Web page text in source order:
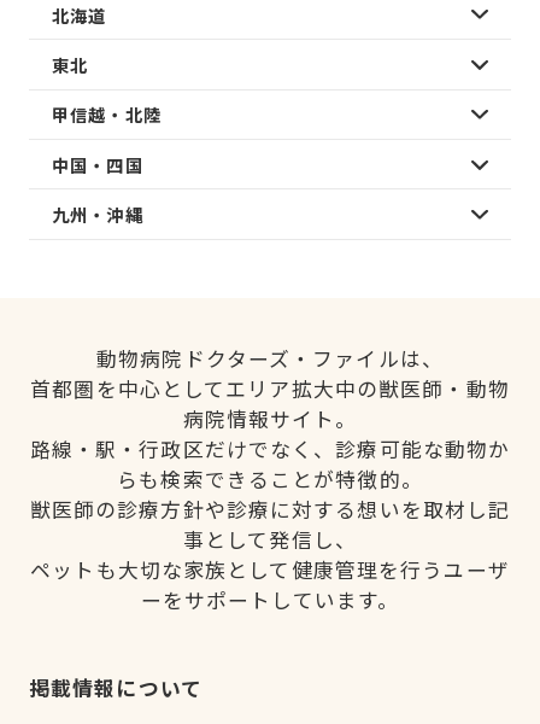
北海道
東北
甲信越・北陸
中国・四国
九州・沖縄
動物病院ドクターズ・ファイルは、
首都圏を中心としてエリア拡大中の獣医師・動物
病院情報サイト。
路線・駅・行政区だけでなく、診療可能な動物か
らも検索できることが特徴的。
獣医師の診療方針や診療に対する想いを取材し記
事として発信し、
ペットも大切な家族として健康管理を行うユーザ
ーをサポートしています。
掲載情報について